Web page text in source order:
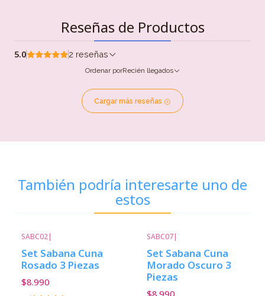
Reseñas de Productos
5.0 2 reseñas
Ordenar porRecién llegados
Cargar más reseñas
También podría interesarte uno de
estos
SABC02|
Set Sabana Cuna
Rosado 3 Piezas
$8.990
SABC07|
Set Sabana Cuna
Morado Oscuro 3
Piezas
$8.990